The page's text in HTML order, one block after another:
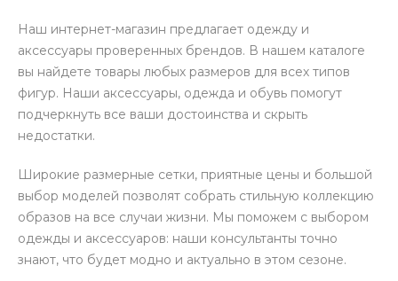
Наш интернет-магазин предлагает одежду и
аксессуары проверенных брендов. В нашем каталоге
вы найдете товары любых размеров для всех типов
фигур. Наши аксессуары, одежда и обувь помогут
подчеркнуть все ваши достоинства и скрыть
недостатки.
Широкие размерные сетки, приятные цены и большой
выбор моделей позволят собрать стильную коллекцию
образов на все случаи жизни. Мы поможем с выбором
одежды и аксессуаров: наши консультанты точно
знают, что будет модно и актуально в этом сезоне.